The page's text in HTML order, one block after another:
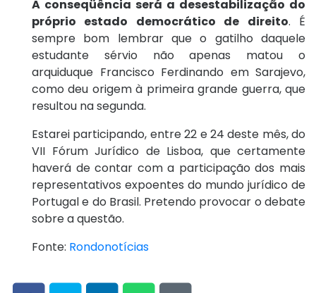
A conseqüência será a desestabilização do
próprio estado democrático de direito. É
sempre bom lembrar que o gatilho daquele
estudante sérvio não apenas matou o
arquiduque Francisco Ferdinando em Sarajevo,
como deu origem à primeira grande guerra, que
resultou na segunda.
Estarei participando, entre 22 e 24 deste mês, do
VII Fórum Jurídico de Lisboa, que certamente
haverá de contar com a participação dos mais
representativos expoentes do mundo jurídico de
Portugal e do Brasil. Pretendo provocar o debate
sobre a questão.
Fonte: Rondonotícias